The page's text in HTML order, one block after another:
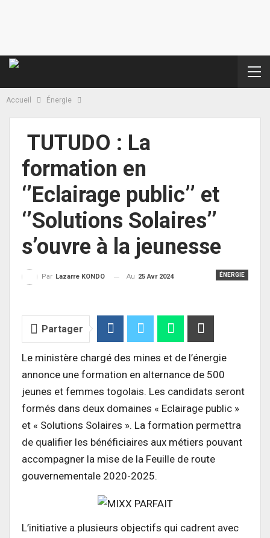
Accueil Énergie
TUTUDO : La
formation en
‘’Eclairage public’’ et
‘’Solutions Solaires’’
s’ouvre à la jeunesse
ÉNERGIE
Par Lazarre KONDO Au 25 Avr 2024
Partager
Le ministère chargé des mines et de l’énergie
annonce une formation en alternance de 500
jeunes et femmes togolais. Les candidats seront
formés dans deux domaines « Eclairage public »
et « Solutions Solaires ». La formation permettra
de qualifier les bénéficiaires aux métiers pouvant
accompagner la mise de la Feuille de route
gouvernementale 2020-2025.
L’initiative a plusieurs objectifs qui cadrent avec